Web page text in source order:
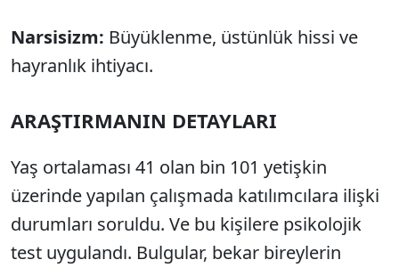
Narsisizm: Büyüklenme, üstünlük hissi ve
hayranlık ihtiyacı.
ARAŞTIRMANIN DETAYLARI
Yaş ortalaması 41 olan bin 101 yetişkin
üzerinde yapılan çalışmada katılımcılara ilişki
durumları soruldu. Ve bu kişilere psikolojik
test uygulandı. Bulgular, bekar bireylerin